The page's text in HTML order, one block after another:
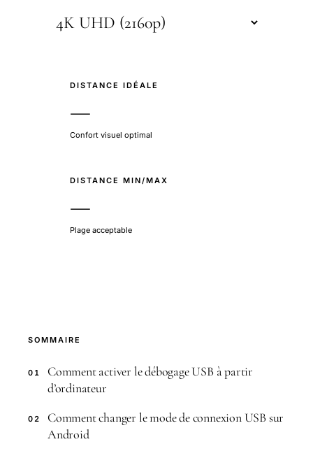
DISTANCE IDÉALE
—
Confort visuel optimal
DISTANCE MIN/MAX
—
Plage acceptable
SOMMAIRE
01
Comment activer le débogage USB à partir
d’ordinateur
02
Comment changer le mode de connexion USB sur
Android